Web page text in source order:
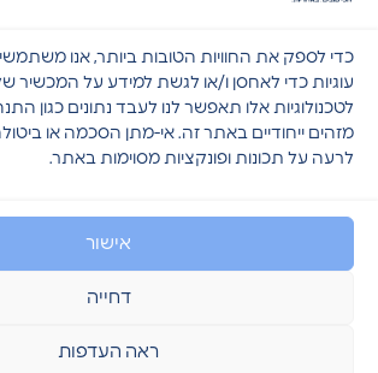
כדי לספק את החוויות הטובות ביותר, אנו
עוגיות כדי לאחסן ו/או לגשת למידע על המכשיר
לטכנולוגיות אלו תאפשר לנו לעבד נתונים כגון
מזהים ייחודיים באתר זה. אי-מתן הסכמה או
לרעה על תכונות ופונקציות מסוימות באתר.
אישור
דחייה
ראה העדפות
והסכמתי
ל תקנון
האתר
ולמדיניות
ומאפשר/
ליצור עמי
קשר.